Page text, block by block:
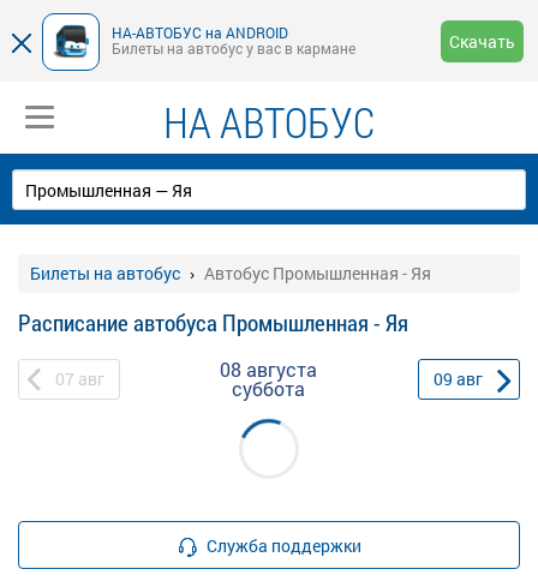
НА-АВТОБУС на ANDROID
Билеты на автобус у вас в кармане
Скачать
НА АВТОБУС
Билеты на автобус Автобус Промышленная - Яя
Расписание автобуса Промышленная - Яя
07 авг 08 августа
суббота 09 авг
Служба поддержки